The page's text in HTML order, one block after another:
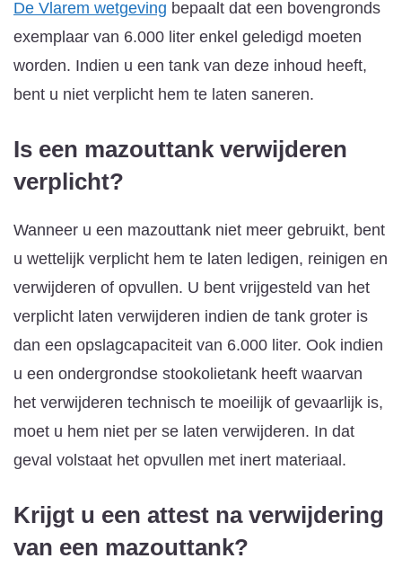
De Vlarem wetgeving bepaalt dat een bovengronds
exemplaar van 6.000 liter enkel geledigd moeten
worden. Indien u een tank van deze inhoud heeft,
bent u niet verplicht hem te laten saneren.
Is een mazouttank verwijderen
verplicht?
Wanneer u een mazouttank niet meer gebruikt, bent
u wettelijk verplicht hem te laten ledigen, reinigen en
verwijderen of opvullen. U bent vrijgesteld van het
verplicht laten verwijderen indien de tank groter is
dan een opslagcapaciteit van 6.000 liter. Ook indien
u een ondergrondse stookolietank heeft waarvan
het verwijderen technisch te moeilijk of gevaarlijk is,
moet u hem niet per se laten verwijderen. In dat
geval volstaat het opvullen met inert materiaal.
Krijgt u een attest na verwijdering
van een mazouttank?